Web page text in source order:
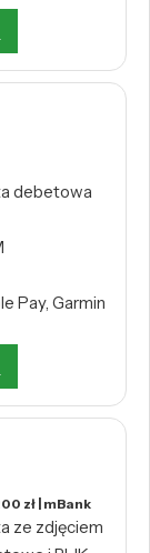
debetowa
Pay, Garmin
zł | mBank
ze zdjęciem